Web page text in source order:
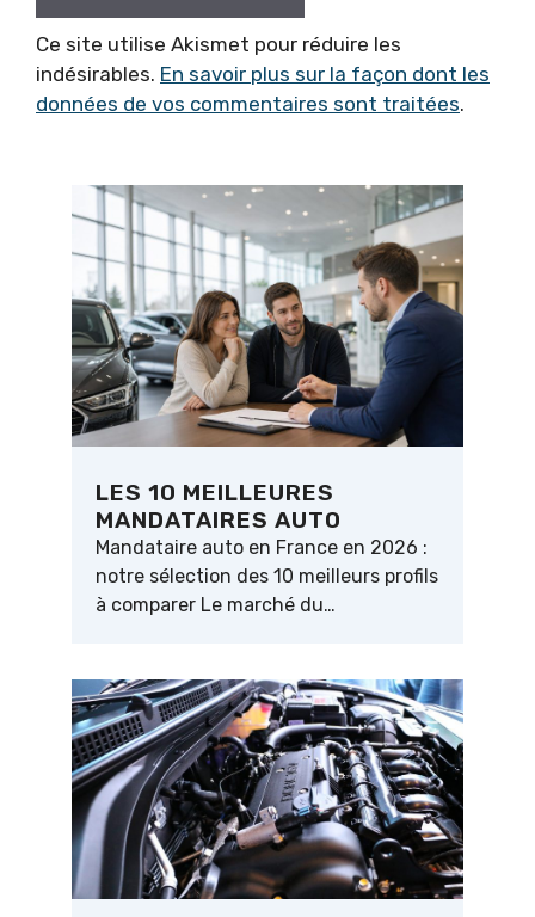
Ce site utilise Akismet pour réduire les
indésirables. En savoir plus sur la façon dont les
données de vos commentaires sont traitées.
LES 10 MEILLEURES
MANDATAIRES AUTO
Mandataire auto en France en 2026 :
notre sélection des 10 meilleurs profils
à comparer Le marché du…